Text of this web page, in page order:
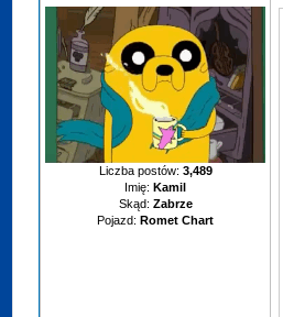
Liczba postów: 3,489
Imię: Kamil
Skąd: Zabrze
Pojazd: Romet Chart